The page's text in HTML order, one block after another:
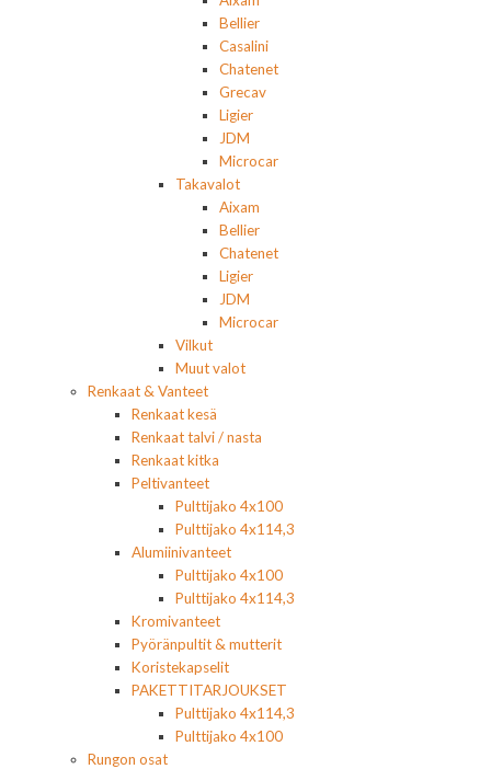
Bellier
Casalini
Chatenet
Grecav
Ligier
JDM
Microcar
Takavalot
Aixam
Bellier
Chatenet
Ligier
JDM
Microcar
Vilkut
Muut valot
Renkaat & Vanteet
Renkaat kesä
Renkaat talvi / nasta
Renkaat kitka
Peltivanteet
Pulttijako 4x100
Pulttijako 4x114,3
Alumiinivanteet
Pulttijako 4x100
Pulttijako 4x114,3
Kromivanteet
Pyöränpultit & mutterit
Koristekapselit
PAKETTITARJOUKSET
Pulttijako 4x114,3
Pulttijako 4x100
Rungon osat